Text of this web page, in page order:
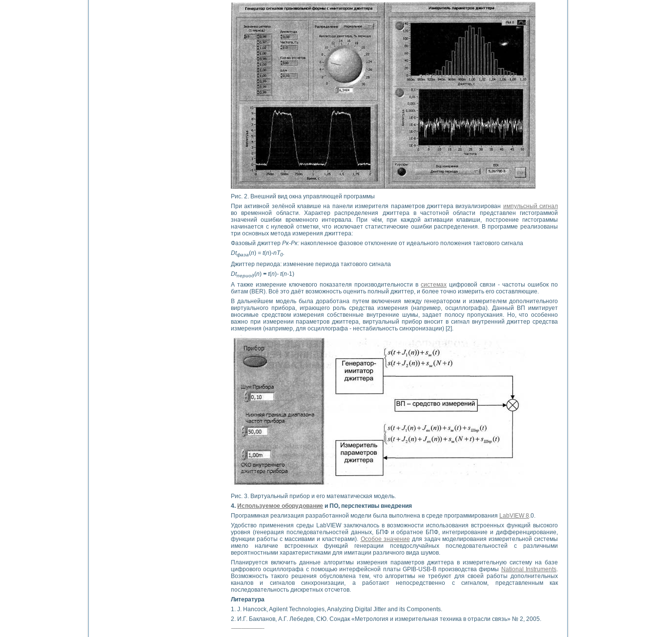
Рис. 2. Внешний вид окна управляющей программы
При активной зелёной клавише на панели измерителя параметров джиттера визуализирован импульсный сигнал
во временной области. Характер распределения джиттера в частотной области представлен гистограммой
значений ошибки временного интервала. При чём, при каждой активации клавиши, построение гистограммы
начинается с нулевой отметки, что исключает статистические ошибки распределения. В программе реализованы
три основных метода измерения джиттера:
Фазовый джиттер Рк-Рк: накопленное фазовое отклонение от идеального положения тактового сигнала
Dtфаза(n) = t(n)-nT0.
Джиттер периода: изменение периода тактового сигнала
Dtпериод(n) = t(n)- t(n-1)
А также измерение ключевого показателя производительности в системах цифровой связи - частоты ошибок по
битам (BER). Всё это даёт возможность оценить полный джиттер, и более точно измерить его составляющие.
В дальнейшем модель была доработана путем включения между генератором и измерителем дополнительного
виртуального прибора, играющего роль средства измерения (например, осциллографа). Данный ВП имитирует
вносимые средством измерения собственные внутренние шумы, задает полосу пропускания. Но, что особенно
важно при измерении параметров джиттера, виртуальный прибор вносит в сигнал внутренний джиттер средства
измерения (например, для осциллографа - нестабильность синхронизации) [2].
Рис. 3. Виртуальный прибор и его математическая модель.
4. Используемое оборудование и ПО, перспективы внедрения
Программная реализация разработанной модели была выполнена в среде программирования LabVIEW 8.0.
Удобство применения среды LabVIEW заключалось в возможности использования встроенных функций высокого
уровня (генерация последовательностей данных, БПФ и обратное БПФ, интегрирование и дифференцирование,
функции работы с массивами и кластерами). Особое значение для задач моделирования измерительной системы
имело наличие встроенных функций генерации псевдослучайных последовательностей с различными
вероятностными характеристиками для имитации различного вида шумов.
Планируется включить данные алгоритмы измерения параметров джиттера в измерительную систему на базе
цифрового осциллографа с помощью интерфейсной платы GPIB-USB-B производства фирмы National Instruments.
Возможность такого решения обусловлена тем, что алгоритмы не требуют для своей работы дополнительных
каналов и сигналов синхронизации, а работают непосредственно с сигналом, представленным как
последовательность дискретных отсчетов.
Литература
1. J. Hancock, Agilent Technologies, Analyzing Digital Jitter and its Components.
2. И.Г. Бакланов, А.Г. Лебедев, СЮ. Сондак «Метрология и измерительная техника в отрасли связь» № 2, 2005.